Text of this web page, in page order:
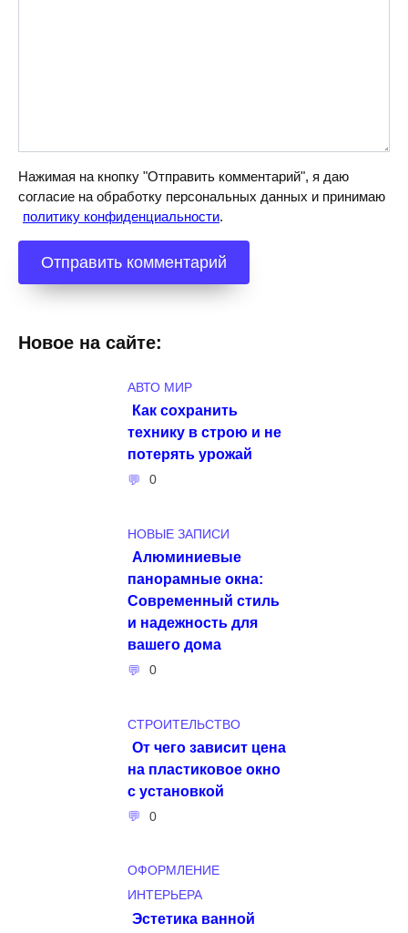
Нажимая на кнопку "Отправить комментарий", я даю
согласие на обработку персональных данных и принимаю
политику конфиденциальности.
Новое на сайте:
АВТО МИР
Как сохранить
технику в строю и не
потерять урожай
0
НОВЫЕ ЗАПИСИ
Алюминиевые
панорамные окна:
Современный стиль
и надежность для
вашего дома
0
СТРОИТЕЛЬСТВО
От чего зависит цена
на пластиковое окно
с установкой
0
ОФОРМЛЕНИЕ
ИНТЕРЬЕРА
Эстетика ванной